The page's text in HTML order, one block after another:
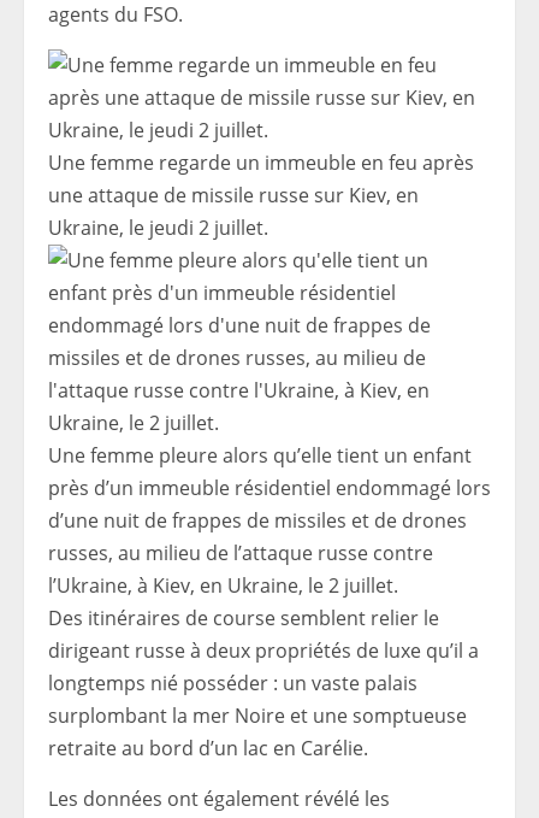
agents du FSO.
Une femme regarde un immeuble en feu après
une attaque de missile russe sur Kiev, en
Ukraine, le jeudi 2 juillet.
Une femme pleure alors qu’elle tient un enfant
près d’un immeuble résidentiel endommagé lors
d’une nuit de frappes de missiles et de drones
russes, au milieu de l’attaque russe contre
l’Ukraine, à Kiev, en Ukraine, le 2 juillet.
Des itinéraires de course semblent relier le
dirigeant russe à deux propriétés de luxe qu’il a
longtemps nié posséder : un vaste palais
surplombant la mer Noire et une somptueuse
retraite au bord d’un lac en Carélie.
Les données ont également révélé les